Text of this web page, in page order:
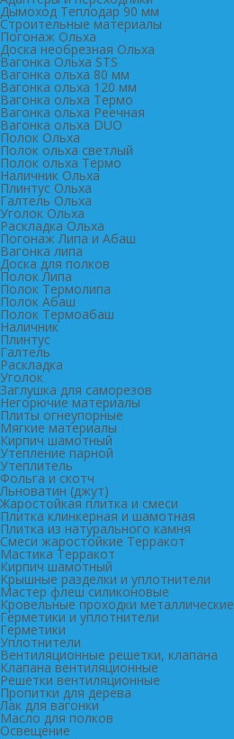
Дымоход Теплодар 90 мм
Cтроительные материалы
Погонаж Ольха
Доска необрезная Ольха
Вагонка Ольха STS
Вагонка ольха 80 мм
Вагонка ольха 120 мм
Вагонка ольха Термо
Вагонка ольха Реечная
Вагонка ольха DUO
Полок Ольха
Полок ольха светлый
Полок ольха Термо
Наличник Ольха
Плинтус Ольха
Галтель Ольха
Уголок Ольха
Раскладка Ольха
Погонаж Липа и Абаш
Вагонка липа
Доска для полков
Полок Липа
Полок Термолипа
Полок Абаш
Полок Термоабаш
Наличник
Плинтус
Галтель
Раскладка
Уголок
Заглушка для саморезов
Негорючие материалы
Плиты огнеупорные
Мягкие материалы
Кирпич шамотный
Утепление парной
Утеплитель
Фольга и скотч
Льноватин (джут)
Жаростойкая плитка и смеси
Плитка клинкерная и шамотная
Плитка из натурального камня
Смеси жаростойкие Терракот
Мастика Терракот
Кирпич шамотный
Крышные разделки и уплотнители
Мастер флеш силиконовые
Кровельные проходки металлические
Герметики и уплотнители
Герметики
Уплотнители
Вентиляционные решетки, клапана
Клапана вентиляционные
Решетки вентиляционные
Пропитки для дерева
Лак для вагонки
Масло для полков
Освещение